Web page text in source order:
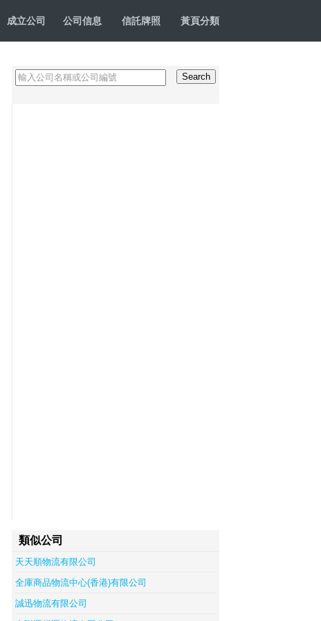
成立公司 公司信息 信託牌照 黃頁分類
類似公司
天天順物流有限公司
全庫商品物流中心(香港)有限公司
誠迅物流有限公司